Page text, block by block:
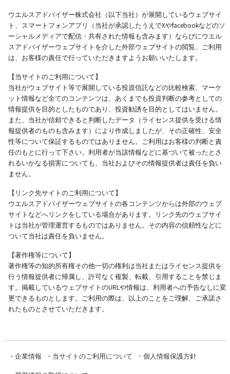
ウエルスアドバイザー株式会社（以下当社）が展開しているウェブサイ
ト、スマートフォンアプリ（当社が承認したうえでXやfacebookなどのソ
ーシャルメディアで配信・共有された情報も含みます）ならびにウエル
スアドバイザーウェブサイトを介した外部ウェブサイトの閲覧、ご利用
は、お客様の責任で行っていただきますようお願いいたします。
【当サイトのご利用について】
当社がウェブサイト等で展開している投資信託などの比較検索、マーケ
ット情報など全てのコンテンツは、あくまでも投資判断の参考としての
情報提供を目的としたものであり、投資勧誘を目的としてはいません。
また、当社が信頼できると判断したデータ（ライセンス提供を受ける情
報提供者のものも含みます）により作成しましたが、その正確性、安全
性等について保証するものではありません。ご利用はお客様の判断と責
任のもとに行って下さい。利用者が当該情報などに基づいて被ったとさ
れるいかなる損害についても、当社およびその情報提供者は責任を負い
ません。
【リンク先サイトのご利用について】
ウエルスアドバイザーウェブサイトの各コンテンツからは外部のウェブ
サイトなどへリンクをしている場合があります。リンク先のウェブサイ
トは当社が管理運営するものではありません。その内容の信頼性などに
ついて当社は責任を負いません。
【著作権等について】
著作権等の知的所有権その他一切の権利は当社またはライセンス提供を
行う情報提供者に帰属し、許可なく複製、転載、引用することを禁じま
す。掲載しているウェブサイトのURLや情報は、利用者への予告なしに変
更できるものとします。ご利用の際は、以上のことをご理解、ご承諾さ
れたものとさせていただきます。
・ 企業情報 ・ 当サイトのご利用について ・ 個人情報保護方針